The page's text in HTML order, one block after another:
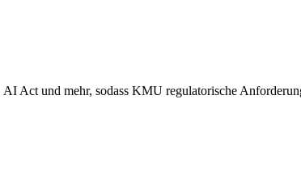
Act und mehr, sodass KMU regulatorische